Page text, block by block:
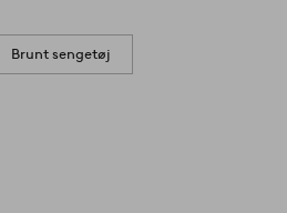
Brunt sengetøj